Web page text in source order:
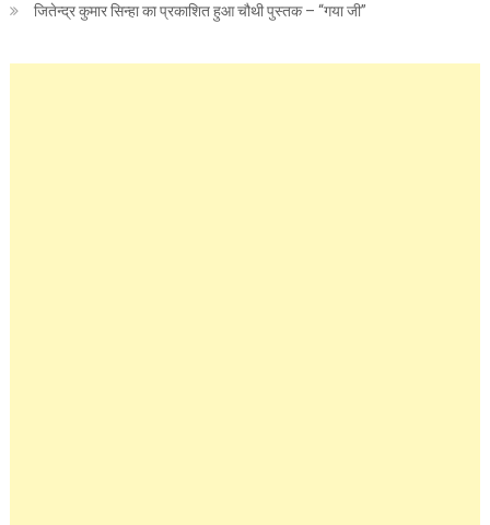
जितेन्द्र कुमार सिन्हा का प्रकाशित हुआ चौथी पुस्तक – “गया जी”